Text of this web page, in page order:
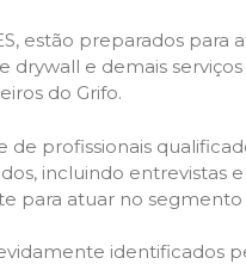
estão preparados
drywall e demais
do Grifo.
profissionais
incluindo entrevistas
para atuar no